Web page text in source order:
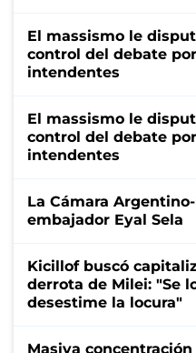
El massismo le
control del debate
intendentes
El massismo le
control del debate
intendentes
La Cámara
embajador Eyal Sela
Kicillof buscó
derrota de Milei: "Se
desestime la locura"
Masiva